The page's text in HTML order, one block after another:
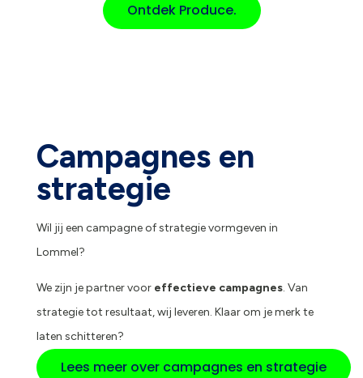
Ontdek Produce.
Campagnes en
strategie
Wil jij een campagne of strategie vormgeven in
Lommel?
We zijn je partner voor effectieve campagnes. Van
strategie tot resultaat, wij leveren. Klaar om je merk te
laten schitteren?
Lees meer over campagnes en strategie